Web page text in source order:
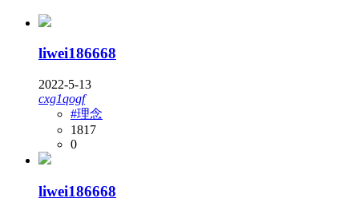
liwei186668
2022-5-13
cxg1qogf
#理念
1817
0
liwei186668